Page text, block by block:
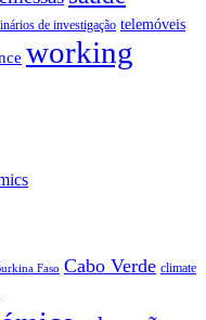
de investigação telemóveis
working
Faso Cabo Verde climate